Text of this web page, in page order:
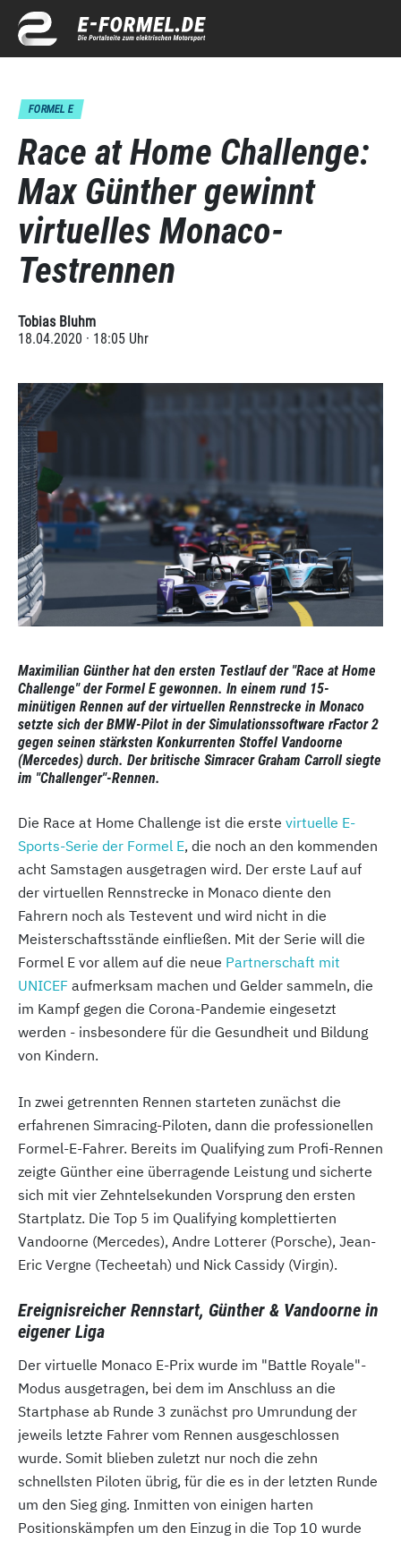
FORMEL E
Race at Home Challenge:
Max Günther gewinnt
virtuelles Monaco-
Testrennen
Tobias Bluhm
18.04.2020 · 18:05 Uhr
Maximilian Günther hat den ersten Testlauf der "Race at Home
Challenge" der Formel E gewonnen. In einem rund 15-
minütigen Rennen auf der virtuellen Rennstrecke in Monaco
setzte sich der BMW-Pilot in der Simulationssoftware rFactor 2
gegen seinen stärksten Konkurrenten Stoffel Vandoorne
(Mercedes) durch. Der britische Simracer Graham Carroll siegte
im "Challenger"-Rennen.
Die Race at Home Challenge ist die erste virtuelle E-
Sports-Serie der Formel E, die noch an den kommenden
acht Samstagen ausgetragen wird. Der erste Lauf auf
der virtuellen Rennstrecke in Monaco diente den
Fahrern noch als Testevent und wird nicht in die
Meisterschaftsstände einfließen. Mit der Serie will die
Formel E vor allem auf die neue Partnerschaft mit
UNICEF aufmerksam machen und Gelder sammeln, die
im Kampf gegen die Corona-Pandemie eingesetzt
werden - insbesondere für die Gesundheit und Bildung
von Kindern.
In zwei getrennten Rennen starteten zunächst die
erfahrenen Simracing-Piloten, dann die professionellen
Formel-E-Fahrer. Bereits im Qualifying zum Profi-Rennen
zeigte Günther eine überragende Leistung und sicherte
sich mit vier Zehntelsekunden Vorsprung den ersten
Startplatz. Die Top 5 im Qualifying komplettierten
Vandoorne (Mercedes), Andre Lotterer (Porsche), Jean-
Eric Vergne (Techeetah) und Nick Cassidy (Virgin).
Ereignisreicher Rennstart, Günther & Vandoorne in
eigener Liga
Der virtuelle Monaco E-Prix wurde im "Battle Royale"-
Modus ausgetragen, bei dem im Anschluss an die
Startphase ab Runde 3 zunächst pro Umrundung der
jeweils letzte Fahrer vom Rennen ausgeschlossen
wurde. Somit blieben zuletzt nur noch die zehn
schnellsten Piloten übrig, für die es in der letzten Runde
um den Sieg ging. Inmitten von einigen harten
Positionskämpfen um den Einzug in die Top 10 wurde